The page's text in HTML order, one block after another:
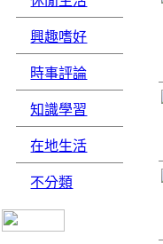
興趣嗜好
時事評論
知識學習
在地生活
不分類